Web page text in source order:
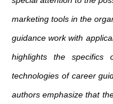
marketing tools in the
guidance work with
highlights the
technologies of career
authors emphasize that